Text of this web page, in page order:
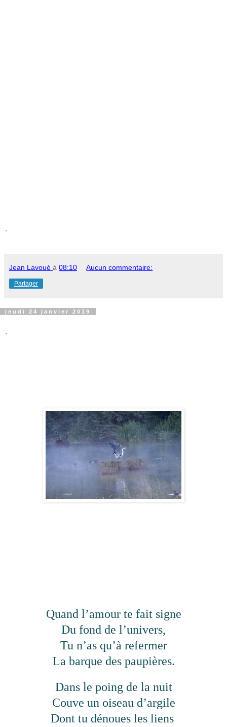
.
Jean Lavoué à 08:10 Aucun commentaire:
Partager
jeudi 24 janvier 2019
.
Quand l’amour te fait signe
Du fond de l’univers,
Tu n’as qu’à refermer
La barque des paupières.
Dans le poing de la nuit
Couve un oiseau d’argile
Dont tu dénoues les liens